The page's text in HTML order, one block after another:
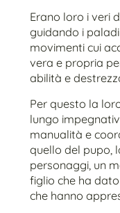
Erano loro i veri
guidando i
movimenti cui
vera e propria
abilità e
Per questo la
lungo
manualità e
quello del pupo,
personaggi, un
figlio che ha
che hanno